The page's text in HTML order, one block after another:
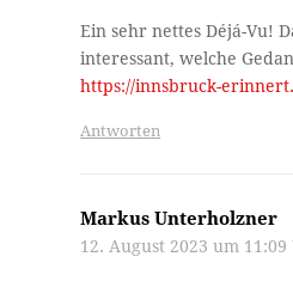
Ein sehr nettes Déjá-Vu!
interessant, welche
https://innsbruck-
Antworten
Markus Unterholzner
12. August 2023 um 11:09